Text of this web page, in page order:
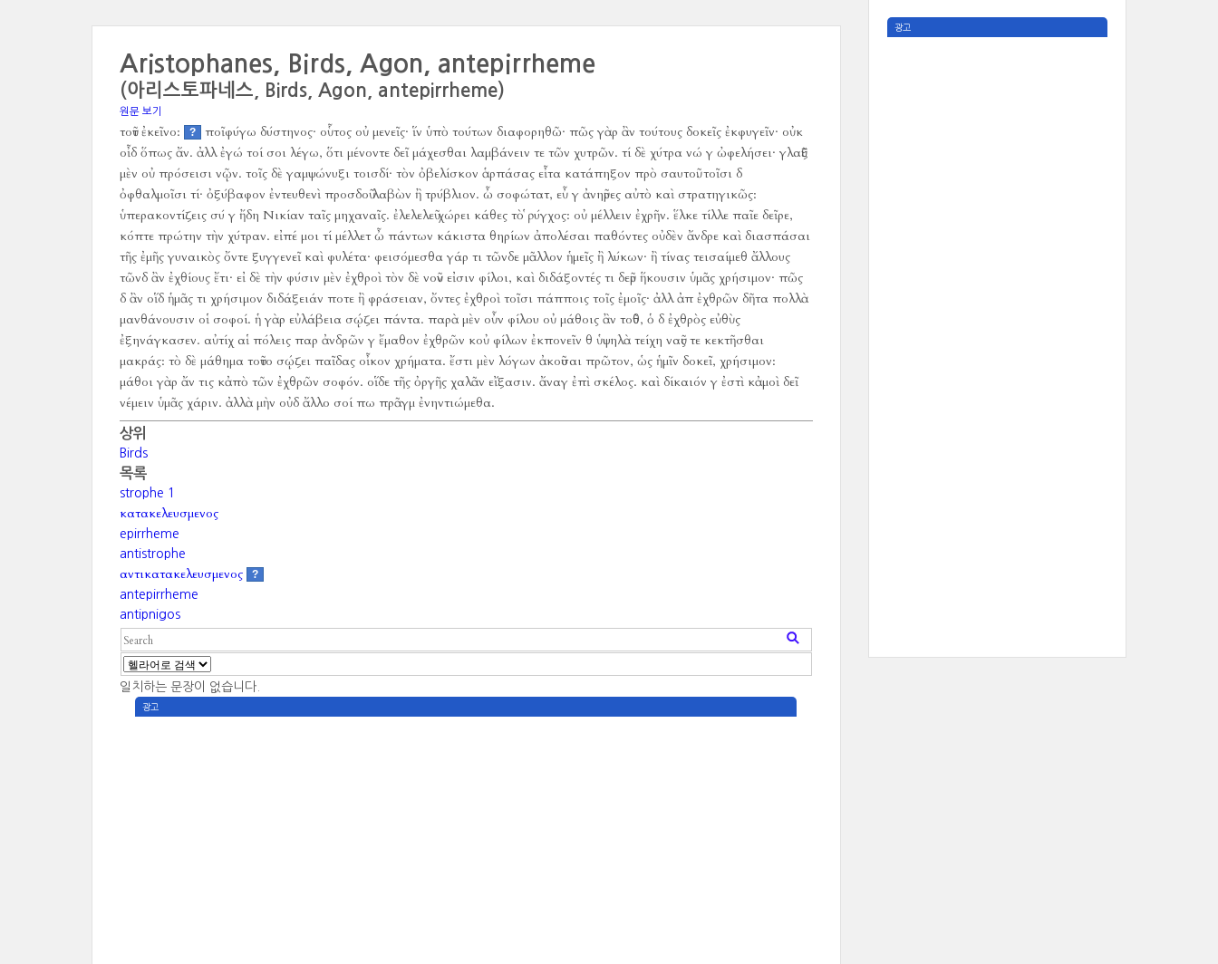
광고
Aristophanes, Birds, Agon, antepirrheme
(아리스토파네스, Birds, Agon, antepirrheme)
원문 보기
τοῦτ ἐκεῖνο: ? ποῖφύγω δύστηνος· οὗτος οὐ μενεῖς· ἵν ὑπὸ τούτων διαφορηθῶ· πῶς γὰρ ἂν τούτους δοκεῖς ἐκφυγεῖν· οὐκ
οἶδ ὅπως ἄν. ἀλλ ἐγώ τοί σοι λέγω, ὅτι μένοντε δεῖ μάχεσθαι λαμβάνειν τε τῶν χυτρῶν. τί δὲ χύτρα νώ γ ὠφελήσει· γλαῦξ
μὲν οὐ πρόσεισι νῷν. τοῖς δὲ γαμψώνυξι τοισδί· τὸν ὀβελίσκον ἁρπάσας εἶτα κατάπηξον πρὸ σαυτοῦ. τοῖσι δ
ὀφθαλμοῖσι τί· ὀξύβαφον ἐντευθενὶ προσδοῦ λαβὼν ἢ τρύβλιον. ὦ σοφώτατ, εὖ γ ἀνηῦρες αὐτὸ καὶ στρατηγικῶς:
ὑπερακοντίζεις σύ γ ἤδη Νικίαν ταῖς μηχαναῖς. ἐλελελεῦ χώρει κάθες τὸ ῥύγχος: οὐ μέλλειν ἐχρῆν. ἕλκε τίλλε παῖε δεῖρε,
κόπτε πρώτην τὴν χύτραν. εἰπέ μοι τί μέλλετ ὦ πάντων κάκιστα θηρίων ἀπολέσαι παθόντες οὐδὲν ἄνδρε καὶ διασπάσαι
τῆς ἐμῆς γυναικὸς ὄντε ξυγγενεῖ καὶ φυλέτα· φεισόμεσθα γάρ τι τῶνδε μᾶλλον ἡμεῖς ἢ λύκων· ἢ τίνας τεισαίμεθ ἄλλους
τῶνδ ἂν ἐχθίους ἔτι· εἰ δὲ τὴν φύσιν μὲν ἐχθροὶ τὸν δὲ νοῦν εἰσιν φίλοι, καὶ διδάξοντές τι δεῦρ ἥκουσιν ὑμᾶς χρήσιμον· πῶς
δ ἂν οἵδ ἡμᾶς τι χρήσιμον διδάξειάν ποτε ἢ φράσειαν, ὄντες ἐχθροὶ τοῖσι πάπποις τοῖς ἐμοῖς· ἀλλ ἀπ ἐχθρῶν δῆτα πολλὰ
μανθάνουσιν οἱ σοφοί. ἡ γὰρ εὐλάβεια σῴζει πάντα. παρὰ μὲν οὖν φίλου οὐ μάθοις ἂν τοῦθ, ὁ δ ἐχθρὸς εὐθὺς
ἐξηνάγκασεν. αὐτίχ αἱ πόλεις παρ ἀνδρῶν γ ἔμαθον ἐχθρῶν κοὐ φίλων ἐκπονεῖν θ ὑψηλὰ τείχη ναῦς τε κεκτῆσθαι
μακράς: τὸ δὲ μάθημα τοῦτο σῴζει παῖδας οἶκον χρήματα. ἔστι μὲν λόγων ἀκοῦσαι πρῶτον, ὡς ἡμῖν δοκεῖ, χρήσιμον:
μάθοι γὰρ ἄν τις κἀπὸ τῶν ἐχθρῶν σοφόν. οἵδε τῆς ὀργῆς χαλᾶν εἴξασιν. ἄναγ ἐπὶ σκέλος. καὶ δίκαιόν γ ἐστὶ κἀμοὶ δεῖ
νέμειν ὑμᾶς χάριν. ἀλλὰ μὴν οὐδ ἄλλο σοί πω πρᾶγμ ἐνηντιώμεθα.
상위
Birds
목록
strophe 1
κατακελευσμενος
epirrheme
antistrophe
αντικατακελευσμενος
?
antepirrheme
antipnigos
일치하는 문장이 없습니다.
광고